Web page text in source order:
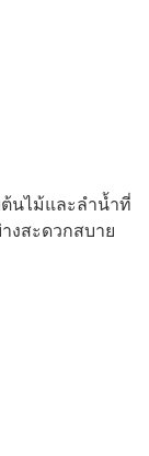
นไม้และลำน้ำที่
งสะดวกสบาย